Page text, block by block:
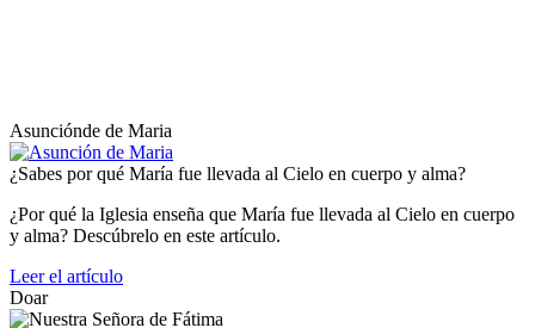
Asunciónde de Maria
¿Sabes por qué María fue llevada al Cielo en cuerpo y alma?
¿Por qué la Iglesia enseña que María fue llevada al Cielo en cuerpo
y alma? Descúbrelo en este artículo.
Leer el artículo
Doar